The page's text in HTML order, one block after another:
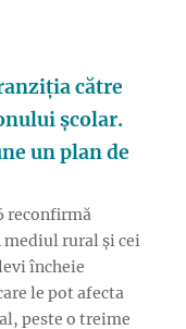
către
școlar.
un plan de
reconfirmă
rural și cei
încheie
le pot afecta
peste o treime